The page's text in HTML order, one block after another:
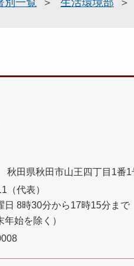
別一覧 生活環境部
田県秋田市山王四丁目1番1
（代表）
日 8時30分から17時15分まで
年始を除く）